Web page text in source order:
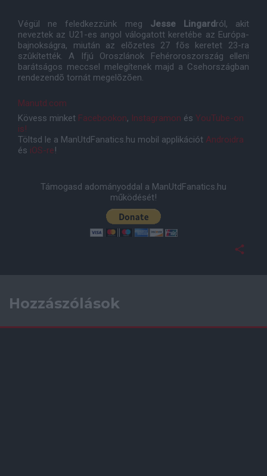
Végül ne feledkezzünk meg Jesse Lingardról, akit
neveztek az U21-es angol válogatott keretébe az Európa-
bajnokságra, miután az elõzetes 27 fõs keretet 23-ra
szûkítették. A Ifjú Oroszlánok Fehéroroszország elleni
barátságos meccsel melegítenek majd a Csehországban
rendezendõ tornát megelõzõen.
Manutd.com
Kövess minket Facebookon, Instagramon és YouTube-on
is!
Töltsd le a ManUtdFanatics.hu mobil applikációt Androidra
és iOS-re!
Támogasd adományoddal a ManUtdFanatics.hu
működését!
Hozzászólások